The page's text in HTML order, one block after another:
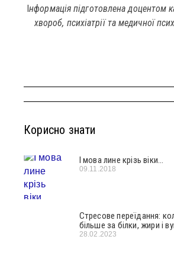
Інформація підготовлена доцентом
хвороб, психіатрії та медичної
Корисно знати
І мова лине крізь віки…
09.11.2018
Стресове переїдання:
більше за білки, жири і
28.02.2023